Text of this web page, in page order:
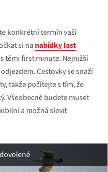
konkrétní termín vaší
si na nabídky last
těmi first minute. Nejnižší
Cestovky se snaží
takže počítejte s tím, že
Všeobecně budete muset
a možná slevit